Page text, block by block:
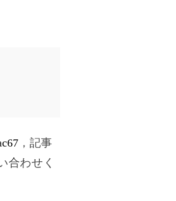
，記事
合わせく